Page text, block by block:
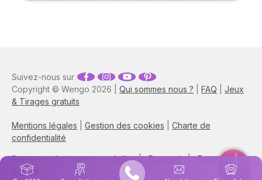
Copyright © Wengo 2026 | Qui sommes nous ? FAQ
Jeux
& Tirages gratuits
Mentions légales Gestion des cookies
Charte de
confidentialité
Suivez-nous sur
Retrouvez Astrocenter enItalie|Portugal|Espagne|
Anglais